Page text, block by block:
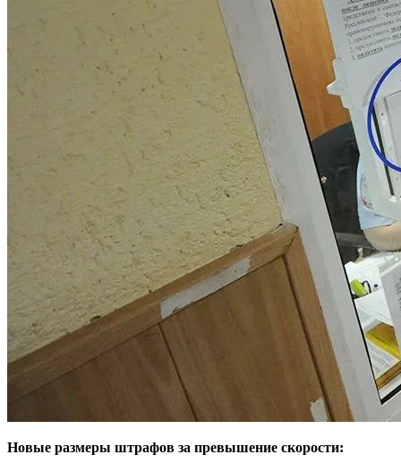
Новые размеры штрафов за превышение скорости: